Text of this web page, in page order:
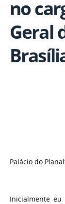
no
Geral
Palácio do
Inicialmente